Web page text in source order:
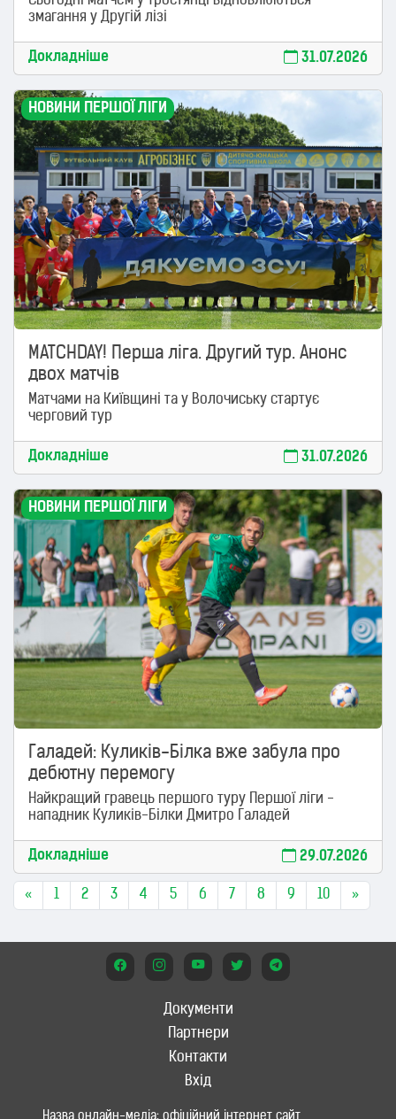
змагання у Другій лізі
Докладніше 31.07.2026
НОВИНИ ПЕРШОЇ ЛІГИ
MATCHDAY! Перша ліга. Другий тур. Анонс
двох матчів
Матчами на Київщині та у Волочиську стартує
черговий тур
Докладніше 31.07.2026
НОВИНИ ПЕРШОЇ ЛІГИ
Галадей: Куликів-Білка вже забула про
дебютну перемогу
Найкращий гравець першого туру Першої ліги -
нападник Куликів-Білки Дмитро Галадей
Докладніше 29.07.2026
« 1 2 3 4 5 6 7 8 9 10 »
Документи
Партнери
Контакти
Вхід